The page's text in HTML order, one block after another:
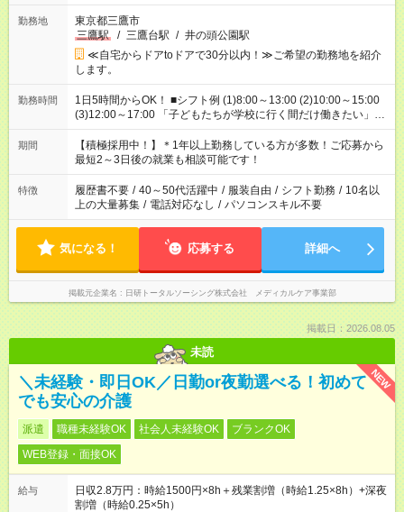
勤務地
東京都三鷹市
三鷹駅
/ 三鷹台駅 / 井の頭公園駅
≪自宅からドアtoドアで30分以内！≫ご希望の勤務地を紹介
します。
勤務時間
1日5時間からOK！ ■シフト例 (1)8:00～13:00 (2)10:00～15:00
(3)12:00～17:00 「子どもたちが学校に行く間だけ働きたい」
「余裕を持って夕飯の準備がしたい」 「午前中は働いて、午後
はプライベートの時間にしたい」 など、ご希望を教えてくださ
いね。 ※Wワーク希望の方へ 今ご覧のお仕事で希望する勤務時
間と、もう1つのお仕事の勤務時間。 合計で週40時間を超える
場合は応募できません。
期間
【積極採用中！】＊1年以上勤務している方が多数！ご応募から
最短2～3日後の就業も相談可能です！
特徴 履歴書不要 / 40～50代活躍中 / 服装自由 / シフト勤務 / 10名以
上の大量募集 / 電話対応なし / パソコンスキル不要
気になる！ 応募する 詳細へ
掲載元企業名 日研トータルソーシング株式会社 メディカルケア事業部
掲載日：2026.08.05
未読
NEW
＼未経験・即日OK／日勤or夜勤選べる！初めて
でも安心の介護
派遣 職種未経験OK 社会人未経験OK
ブランクOK
WEB登録・面接OK
給与
日収2.8万円：時給1500円×8h＋残業割増（時給1.25×8h）+深夜
割増（時給0.25×5h）